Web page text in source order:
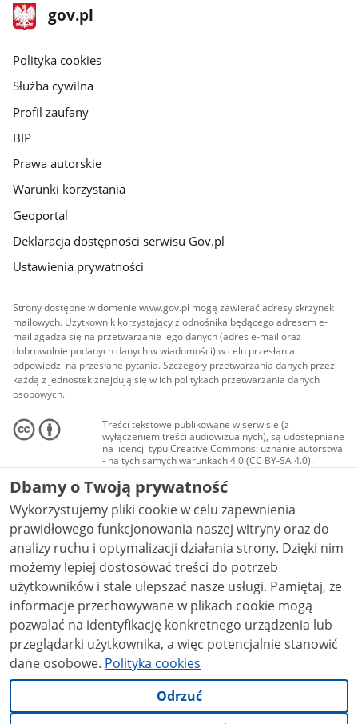
stopka
gov.pl
Strona
gov.pl
gov.pl
Polityka cookies
Służba cywilna
Profil zaufany
BIP
Prawa autorskie
Warunki korzystania
Geoportal
Deklaracja dostępności serwisu Gov.pl
Ustawienia prywatności
Strony dostępne w domenie www.gov.pl mogą zawierać adresy skrzynek
mailowych. Użytkownik korzystający z odnośnika będącego adresem e-
mail zgadza się na przetwarzanie jego danych (adres e-mail oraz
dobrowolnie podanych danych w wiadomości) w celu przesłania
odpowiedzi na przesłane pytania. Szczegóły przetwarzania danych przez
każdą z jednostek znajdują się w ich politykach przetwarzania danych
osobowych.
Treści tekstowe publikowane w serwisie (z
wyłączeniem treści audiowizualnych), są udostępniane
na licencji typu Creative Commons: uznanie autorstwa
- na tych samych warunkach 4.0 (CC BY-SA 4.0).
Materiały audiowizualne, w tym zdjęcia, materiały
audio i wideo, są udostępniane na licencji typu
Creative Commons: uznanie autorstwa użycie
niekomercyjne - bez utworów zależnych 4.0 (CC BY-
NC-ND 4.0), o ile nie jest to stwierdzone inaczej.
Dbamy o Twoją prywatność
Wykorzystujemy pliki cookie w celu zapewnienia
prawidłowego funkcjonowania naszej witryny oraz do
analizy ruchu i optymalizacji działania strony. Dzięki nim
możemy lepiej dostosować treści do potrzeb
użytkowników i stale ulepszać nasze usługi. Pamiętaj, że
informacje przechowywane w plikach cookie mogą
pozwalać na identyfikację konkretnego urządzenia lub
przeglądarki użytkownika, a więc potencjalnie stanowić
dane osobowe. Polityka cookies
Odrzuć